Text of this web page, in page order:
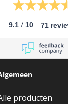
9.1 / 10 71
producten